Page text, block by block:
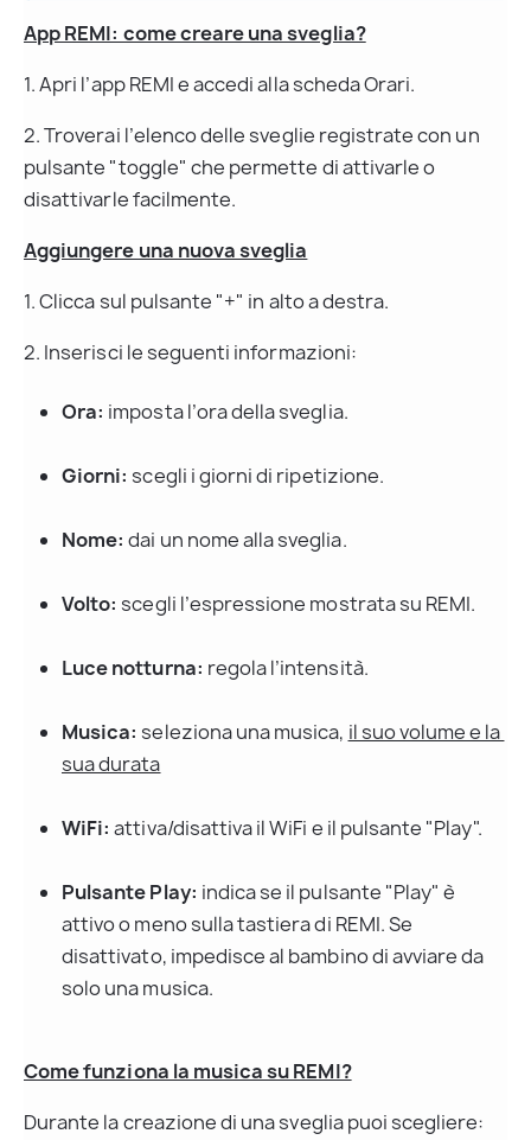
App REMI: come creare una sveglia?
1. Apri l’app REMI e accedi alla scheda Orari.
2. Troverai l’elenco delle sveglie registrate con un
pulsante "toggle" che permette di attivarle o
disattivarle facilmente.
Aggiungere una nuova sveglia
1. Clicca sul pulsante "+" in alto a destra.
2. Inserisci le seguenti informazioni:
Ora: imposta l’ora della sveglia.
Giorni: scegli i giorni di ripetizione.
Nome: dai un nome alla sveglia.
Volto: scegli l’espressione mostrata su REMI.
Luce notturna: regola l’intensità.
Musica: seleziona una musica, il suo volume e la
sua durata
WiFi: attiva/disattiva il WiFi e il pulsante "Play".
Pulsante Play: indica se il pulsante "Play" è
attivo o meno sulla tastiera di REMI. Se
disattivato, impedisce al bambino di avviare da
solo una musica.
Come funziona la musica su REMI?
Durante la creazione di una sveglia puoi scegliere: